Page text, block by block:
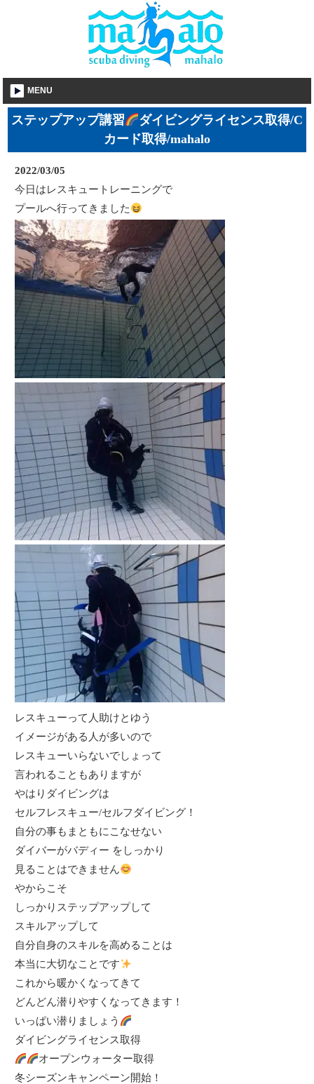
MENU
ステップアップ講習
ダイビングライセンス取得/C
カード取得/mahalo
2022/03/05
今日はレスキュートレーニングで
プールへ行ってきました
レスキューって人助けとゆう
イメージがある人が多いので
レスキューいらないでしょって
言われることもありますが
やはりダイビングは
セルフレスキュー/セルフダイビング！
自分の事もまともにこなせない
ダイバーがバディー をしっかり
見ることはできません
やからこそ
しっかりステップアップして
スキルアップして
自分自身のスキルを高めることは
本当に大切なことです
これから暖かくなってきて
どんどん潜りやすくなってきます！
いっぱい潜りましょう
ダイビングライセンス取得
オープンウォーター取得
冬シーズンキャンペーン開始！